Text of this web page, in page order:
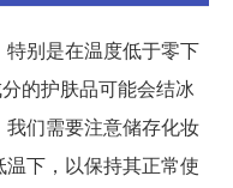
别是在温度低于零下
的护肤品可能会结冰
们需要注意储存化妆
下，以保持其正常使